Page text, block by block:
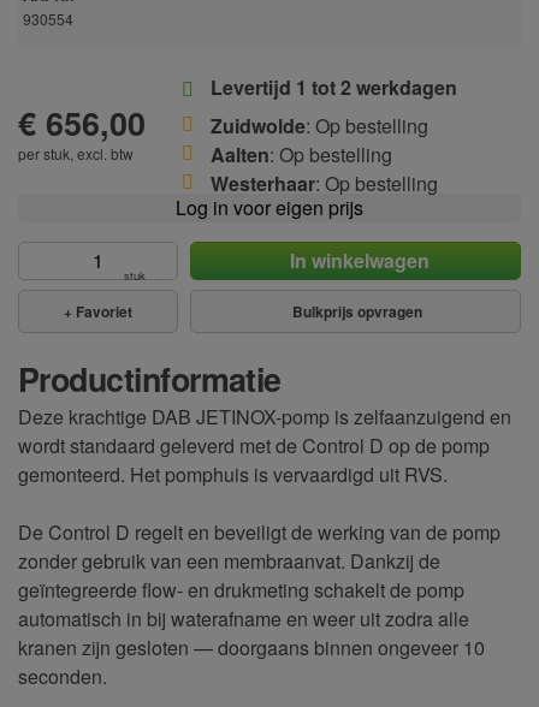
930554
€ 656,00
per stuk, excl. btw
Levertijd 1 tot 2 werkdagen
Zuidwolde: Op bestelling
Aalten: Op bestelling
Westerhaar: Op bestelling
Log in voor eigen prijs
stuk
In winkelwagen
Bulkprijs opvragen
+ Favoriet
Productinformatie
Deze krachtige DAB JETINOX-pomp is zelfaanzuigend en
wordt standaard geleverd met de Control D op de pomp
gemonteerd. Het pomphuis is vervaardigd uit RVS.
De Control D regelt en beveiligt de werking van de pomp
zonder gebruik van een membraanvat. Dankzij de
geïntegreerde flow- en drukmeting schakelt de pomp
automatisch in bij waterafname en weer uit zodra alle
kranen zijn gesloten — doorgaans binnen ongeveer 10
seconden.